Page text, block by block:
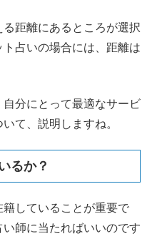
距離にあるところが選択
占いの場合には、距離は
分にとって最適なサービ
て、説明しますね。
るか？
していることが重要で
師に当たればいいのです